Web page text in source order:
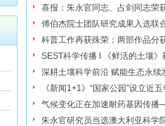
喜报：朱永官同志、占剑同志荣
傅伯杰院士团队研究成果入选联
科普工作再获殊荣：两部作品分
SEST科学传播 I 《鲜活的土壤
深耕土壤科学前沿 赋能生态永
《新闻1+1》“国家公园”设立近
气候变化正在加速耐药基因传
朱永官研究员当选澳大利亚科学